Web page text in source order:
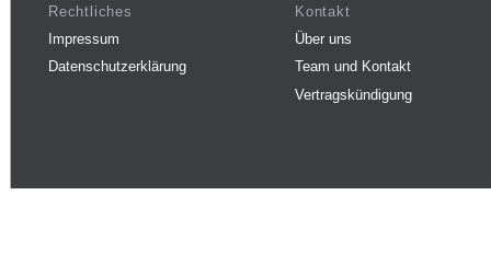
Rechtliches
Impressum
Datenschutzerklärung
Kontakt
Über uns
Team und Kontakt
Vertragskündigung